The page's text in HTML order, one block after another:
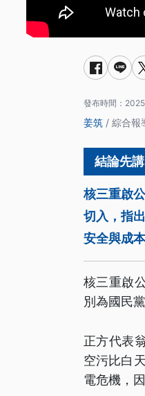
發布時間：
姜筑 / 綜合報
核三重啟
切入，指
安全與成
核三重啟
別為國民
正方代表
空污比白
電危機，